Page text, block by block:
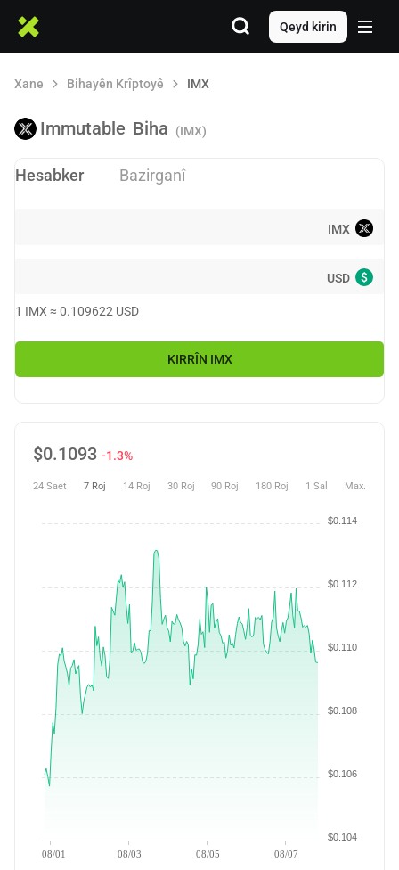
Qeyd kirin
Xane Bihayên Krîptoyê IMX
Immutable Biha (IMX)
Hesabker Bazirganî
IMX
USD $
1 IMX ≈ 0.109622 USD
KIRRÎN IMX
$0.1093 -1.3%
24 Saet 7 Roj 14 Roj 30 Roj 90 Roj 180 Roj 1 Sal Max.
08/01 08/03 08/05 08/07
$0.104
$0.106
$0.108
$0.110
$0.112
$0.114